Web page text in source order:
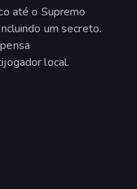
até o Supremo
um secreto.
local.